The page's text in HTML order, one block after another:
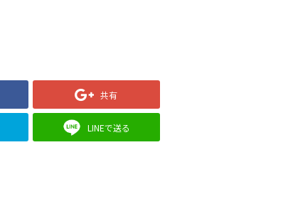
共有
LINEで送る